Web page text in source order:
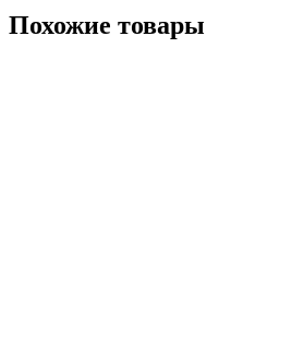
Похожие товары